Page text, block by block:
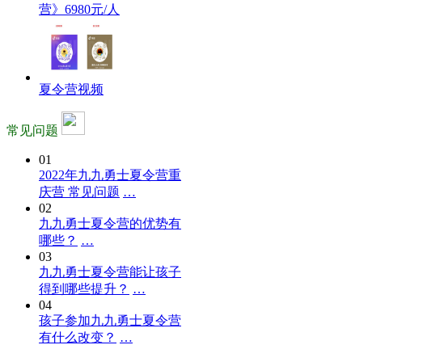
营》6980元/人
夏令营视频
常见问题
01
2022年九九勇士夏令营重
庆营 常见问题 …
02
九九勇士夏令营的优势有
哪些？ …
03
九九勇士夏令营能让孩子
得到哪些提升？ …
04
孩子参加九九勇士夏令营
有什么改变？ …